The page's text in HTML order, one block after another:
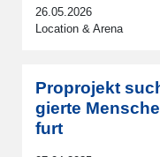
26.05.2026
Location & Arena
Proprojekt
gierte
furt